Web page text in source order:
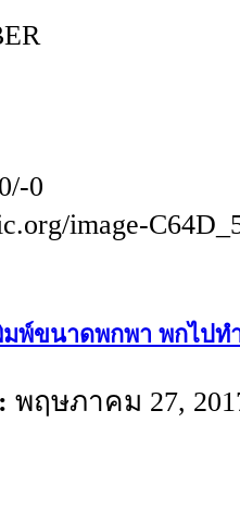
0
image-
มพ์ขนาดพกพา พกไป
พฤษภาคม 27,